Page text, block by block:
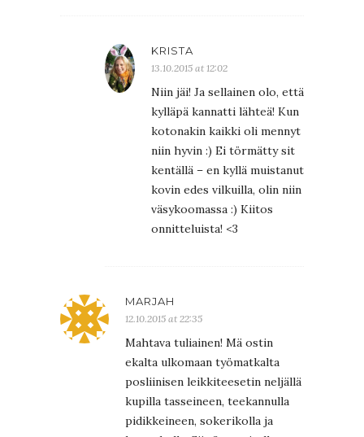
KRISTA
13.10.2015 at 12:02
Niin jäi! Ja sellainen olo, että
kylläpä kannatti lähteä! Kun
kotonakin kaikki oli mennyt
niin hyvin :) Ei törmätty sit
kentällä – en kyllä muistanut
kovin edes vilkuilla, olin niin
väsykoomassa :) Kiitos
onnitteluista! <3
MARJAH
12.10.2015 at 22:35
Mahtava tuliainen! Mä ostin
ekalta ulkomaan työmatkalta
posliinisen leikkiteesetin neljällä
kupilla tasseineen, teekannulla
pidikkeineen, sokerikolla ja